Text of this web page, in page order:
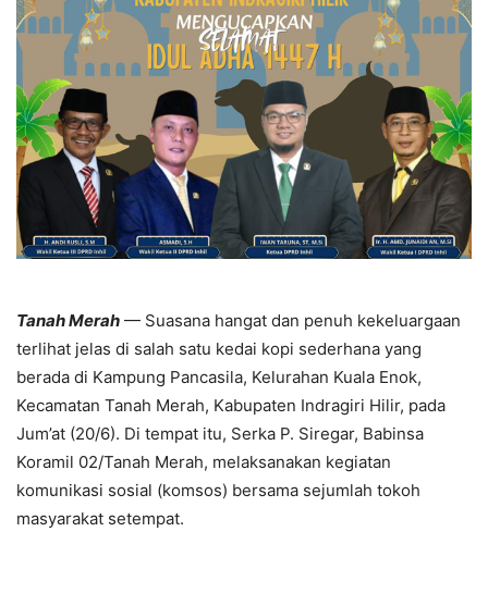
Tanah Merah — Suasana hangat dan penuh kekeluargaan
terlihat jelas di salah satu kedai kopi sederhana yang
berada di Kampung Pancasila, Kelurahan Kuala Enok,
Kecamatan Tanah Merah, Kabupaten Indragiri Hilir, pada
Jum’at (20/6). Di tempat itu, Serka P. Siregar, Babinsa
Koramil 02/Tanah Merah, melaksanakan kegiatan
komunikasi sosial (komsos) bersama sejumlah tokoh
masyarakat setempat.